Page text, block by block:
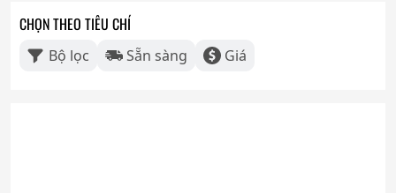
CHỌN THEO TIÊU CHÍ
Bộ lọc Sẵn sàng Giá